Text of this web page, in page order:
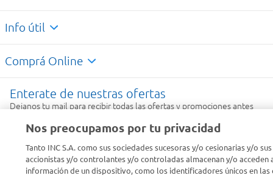
Info útil
Comprá Online
Enterate de nuestras ofertas
Dejanos tu mail para recibir todas las ofertas y promociones antes
Provincia
Nos preocupamos por tu privacidad
Tanto INC S.A. como sus sociedades sucesoras y/o cesionarias y/o sus
accionistas y/o controlantes y/o controladas almacenan y/o acceden
información de un dispositivo, como los identificadores únicos en las